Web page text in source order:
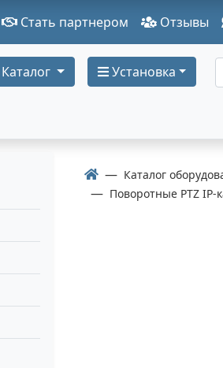
Стать партнером Отзывы
Каталог Установка
Каталог
Поворотные PTZ IP-